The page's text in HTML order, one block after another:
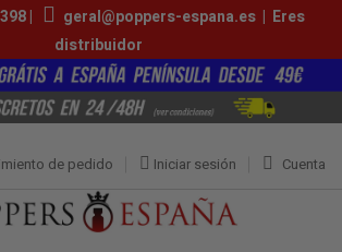
| geral@poppers-espana.es | Eres
distribuidor
Cuenta
Iniciar sesión
de pedido